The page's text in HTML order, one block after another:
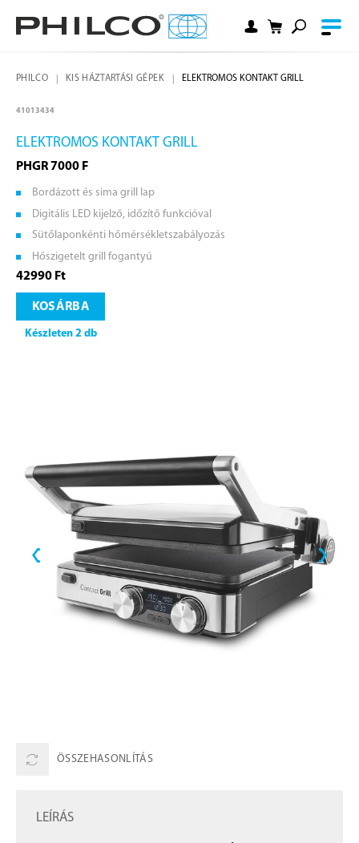
PHILCO KIS HÁZTARTÁSI GÉPEK ELEKTROMOS KONTAKT GRILL
41013434
ELEKTROMOS KONTAKT GRILL
PHGR 7000 F
Bordázott és sima grill lap
Digitális LED kijelző, időzítő funkcióval
Sütőlaponkénti hőmérsékletszabályozás
Hőszigetelt grill fogantyú
42990 Ft
KOSÁRBA
Készleten 2 db
ÖSSZEHASONLÍTÁS
LEÍRÁS